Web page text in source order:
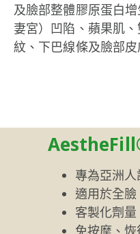
及臉部整體膠原蛋白
妻宮）凹陷、蘋果肌
紋、下巴線條及臉部
專為亞洲人
適用於全臉
客製化劑量
免按摩、恢